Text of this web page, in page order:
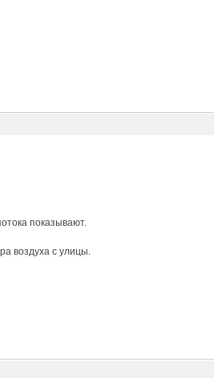
показывают.
воздуха с улицы.